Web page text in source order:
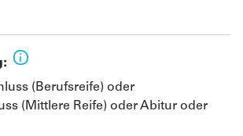
(Berufsreife) oder
(Mittlere Reife) oder Abitur oder